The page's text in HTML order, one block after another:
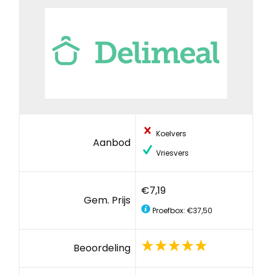
Aanbod
Koelvers
Vriesvers
Gem. Prijs
€7,19
Proefbox: €37,50
Beoordeling